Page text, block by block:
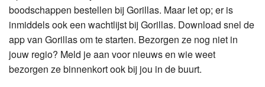
boodschappen bestellen bij Gorillas. Maar let op; er is
inmiddels ook een wachtlijst bij Gorillas. Download snel de
app van Gorillas om te starten. Bezorgen ze nog niet in
jouw regio? Meld je aan voor nieuws en wie weet
bezorgen ze binnenkort ook bij jou in de buurt.